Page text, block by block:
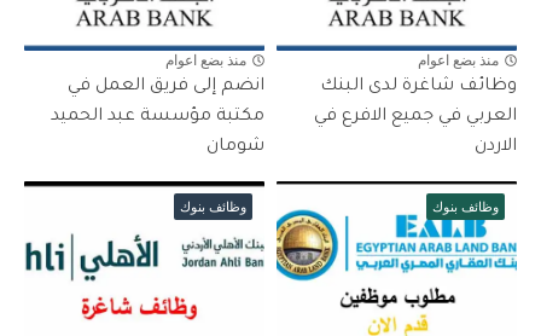
منذ بضع اعوام
وظائف شاغرة لدى البنك
العربي في جميع الافرع في
الاردن
منذ بضع اعوام
انضم إلى فريق العمل في
مكتبة مؤسسة عبد الحميد
شومان
وظائف بنوك وظائف بنوك